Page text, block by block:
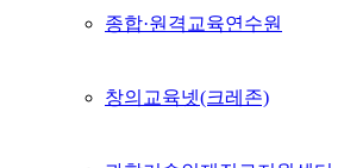
종합·원격교육연수원
창의교육넷(크레존)